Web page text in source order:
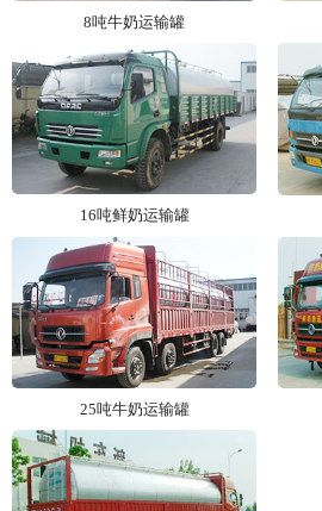
8吨牛奶运输罐
16吨鲜奶运输罐
25吨牛奶运输罐